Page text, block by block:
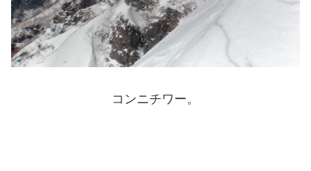
コンニチワー。